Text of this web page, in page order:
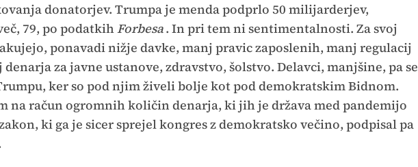
donatorjev. Trumpa je menda podprlo 50 milijarderjev,
79, po podatkihForbesa. In pri tem ni sentimentalnosti. Za svoj
ponavadi nižje davke, manj pravic zaposlenih, manj regulacij
za javne ustanove, zdravstvo, šolstvo. Delavci, manjšine, pa se
ker so pod njim živeli bolje kot pod demokratskim Bidnom.
na račun ogromnih količin denarja, ki jih je država med pandemijo
ki ga je sicer sprejel kongres z demokratsko večino, podpisal pa